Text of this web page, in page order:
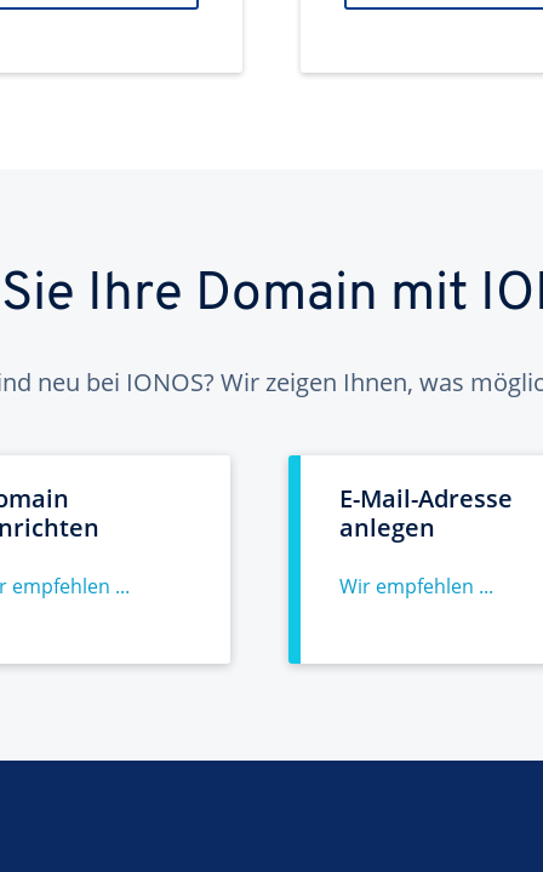
Ihre Domain mit
neu bei IONOS? Wir zeigen Ihnen, was
empfehlen ...
E-Mail-Adresse
anlegen
Wir empfehlen ...